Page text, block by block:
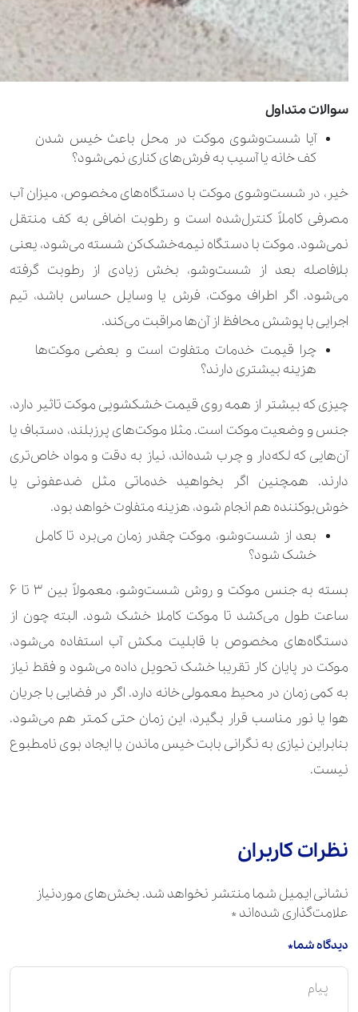
پرده زبرا تا 2 متر 980.000 تومان
پرده ساتن با آستر (متر مربع) 100.000 تومان
پرده ساتن بدون آستر (متر مربع)
پرده مخمل (متر مربع) 130.000 تومان 140.000 تومان
روبدوشامبر 230.000 تومان 630.000 تومان
120.000 تومان
رومیزی بیش از 6 نفر 400.000 تومان 560.000 تومان
رومیزی ترمه کوچک 280.000 تومان
رومیزی ترمه متوسط
رومیزی کوچک 210.000 تومان 330.000 تومان
رویه مبل تک نفره 270.000 تومان
رویه مبل دو نفره
رویه مبل سه نفره
سجاده 170.000 تومان 280.000 تومان
سرویس آشپزخانه پارچه ای
کیسه خواب 1.120.000 تومان
ملحفه 280.000 تومان
کفش (کتانی و ساده)
کفش جیر 630.000 تومان
نیم بوت 840.000 تومان
سوالات متداول
آیا شست‌وشوی موکت در محل باعث خیس شدن
کف خانه یا آسیب به فرش‌های کناری نمی‌شود؟
خیر، در شست‌وشوی موکت با دستگاه‌های مخصوص، میزان آب
مصرفی کاملاً کنترل‌شده است و رطوبت اضافی به کف منتقل
نمی‌شود. موکت با دستگاه نیمه‌خشک‌کن شسته می‌شود، یعنی
بلافاصله بعد از شست‌وشو، بخش زیادی از رطوبت گرفته
می‌شود. اگر اطراف موکت، فرش یا وسایل حساس باشد، تیم
اجرایی با پوشش محافظ از آن‌ها مراقبت می‌کند.
چرا قیمت خدمات متفاوت است و بعضی موکت‌ها
هزینه بیشتری دارند؟
چیزی که بیشتر از همه روی قیمت خشکشویی موکت تاثیر دارد،
جنس و وضعیت موکت است. مثلا موکت‌های پرزبلند، دستباف یا
آن‌هایی که لکه‌دار و چرب شده‌اند، نیاز به دقت و مواد خاص‌تری
دارند. همچنین اگر بخواهید خدماتی مثل ضدعفونی یا
خوش‌بوکننده هم انجام شود، هزینه متفاوت خواهد بود.
بعد از شست‌وشو، موکت چقدر زمان می‌برد تا کامل
خشک شود؟
بسته به جنس موکت و روش شست‌وشو، معمولاً بین ۳ تا ۶
ساعت طول می‌کشد تا موکت کاملا خشک شود. البته چون از
دستگاه‌های مخصوص با قابلیت مکش آب استفاده می‌شود،
موکت در پایان کار تقریبا خشک تحویل داده می‌شود و فقط نیاز
به کمی زمان در محیط معمولی خانه دارد. اگر در فضایی با جریان
هوا یا نور مناسب قرار بگیرد، این زمان حتی کمتر هم می‌شود.
بنابراین نیازی به نگرانی بابت خیس ماندن یا ایجاد بوی نامطبوع
نیست.
نظرات کاربران
نشانی ایمیل شما منتشر نخواهد شد. بخش‌های موردنیاز
علامت‌گذاری شده‌اند*
دیدگاه شما*